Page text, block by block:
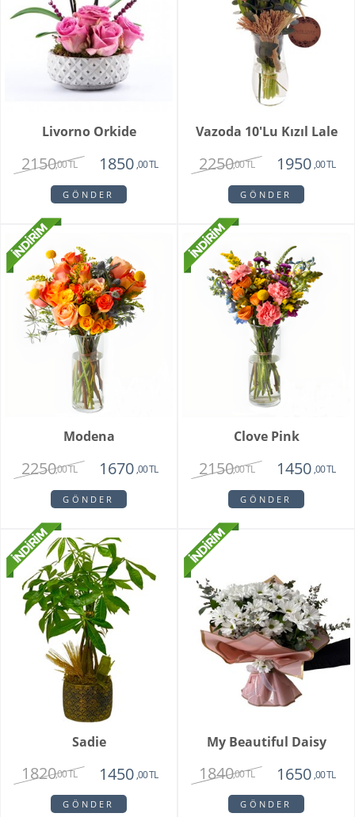
Livorno Orkide
2150,00 TL 1850 ,00 TL
GÖNDER
Vazoda 10'lu Kızıl Lale
2250,00 TL 1950 ,00 TL
GÖNDER
Modena
2250,00 TL 1670,00 TL
GÖNDER
Clove Pink
2150,00 TL 1450,00 TL
GÖNDER
Sadie
1820,00 TL 1450 ,00 TL
GÖNDER
My Beautiful Daisy
1840,00 TL 1650 ,00 TL
GÖNDER